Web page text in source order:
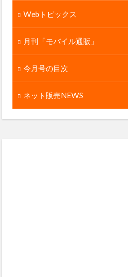
Webトピックス
月刊「モバイル通販」
今月号の目次
ネット販売NEWS